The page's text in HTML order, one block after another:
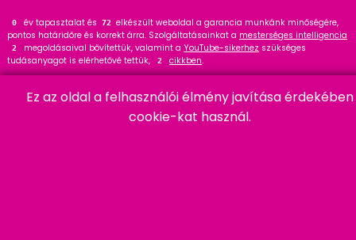
0 év tapasztalat és 79 elkészült weboldal a garancia munkánk minőségére,
pontos határidőre és korrekt árra. Szolgáltatásainkat a mesterséges intelligencia
2 megoldásaival bővítettük, valamint a YouTube-sikerhez szükséges
tudásanyagot is elérhetővé tettük,
2 cikkben.
szakértőként ajánlom a 14 cikket és bővítményt.
Ez az oldal a felhasználói élmény javítása érdekében
cookie-kat használ.